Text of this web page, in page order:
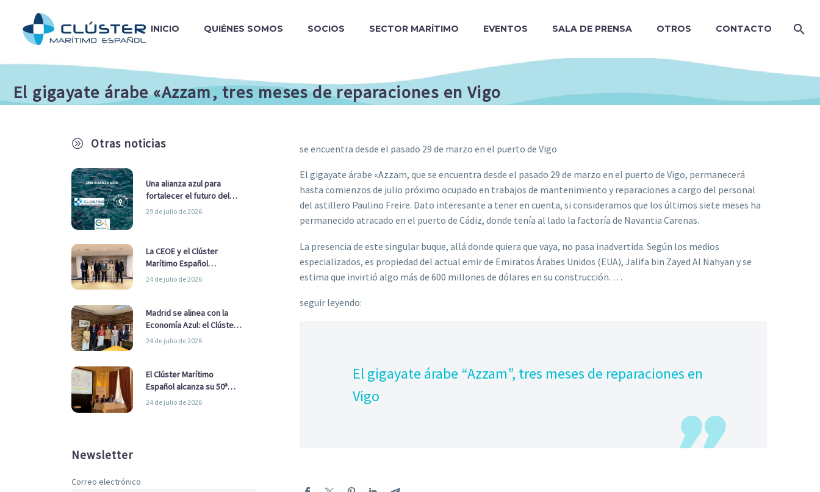
INICIO QUIÉNES SOMOS SOCIOS SECTOR MARÍTIMO EVENTOS SALA DE PRENSA OTROS CONTACTO
El gigayate árabe «Azzam, tres meses de reparaciones en Vigo
A Otras noticias
Una alianza azul para
fortalecer el futuro del
sector marítimo
29 de julio de 2026
La CEOE y el Clúster
Marítimo Español
refuerzan su alianza para
24 de julio de 2026
Madrid se alinea con la
Economía Azul: el Clúster
Marítimo Español y la Real
Ayuntamiento
24 de julio de 2026
El Clúster Marítimo
Español alcanza su 50ª
Asamblea reafirmando su
24 de julio de 2026
Newsletter
Correo electrónico
se encuentra desde el pasado 29 de marzo en el puerto de Vigo
El gigayate árabe «Azzam, que se encuentra desde el pasado 29 de marzo en el puerto de Vigo, permanecerá
hasta comienzos de julio próximo ocupado en trabajos de mantenimiento y reparaciones a cargo del personal
del astillero Paulino Freire. Dato interesante a tener en cuenta, si consideramos que los últimos siete meses ha
permanecido atracado en el puerto de Cádiz, donde tenía al lado la factoría de Navantia Carenas.
La presencia de este singular buque, allá donde quiera que vaya, no pasa inadvertida. Según los medios
especializados, es propiedad del actual emir de Emiratos Árabes Unidos (EUA), Jalifa bin Zayed Al Nahyan y se
estima que invirtió algo más de 600 millones de dólares en su construcción. …
seguir leyendo:
El gigayate árabe “Azzam”, tres meses de reparaciones en
Vigo